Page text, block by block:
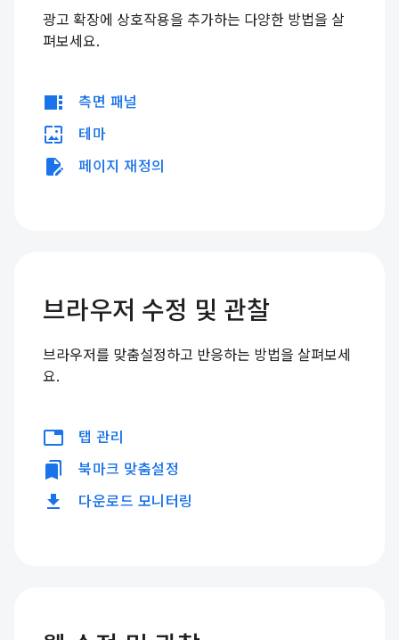
광고 확장에 상호작용을 추가하는 다양한 방법을 살
펴보세요.
view_sidebar 측면 패널
wallpaper 테마
edit_document 페이지 재정의
브라우저 수정 및 관찰
브라우저를 맞춤설정하고 반응하는 방법을 살펴보세
요.
tabs탭 관리
bookmarks 북마크 맞춤설정
download 다운로드 모니터링